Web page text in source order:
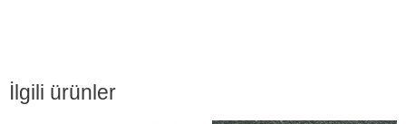
İlgili ürünler